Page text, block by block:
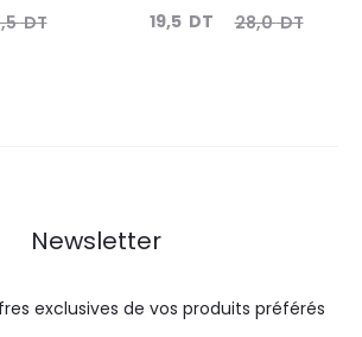
DT
28,0DT
Le
19,5 DT
Le
Newsletter
exclusives de vos produits préférés